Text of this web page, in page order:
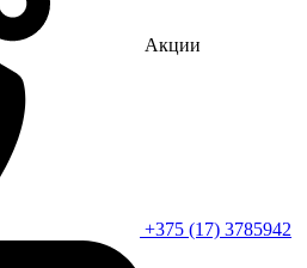
Акции
+375 (17) 3785942